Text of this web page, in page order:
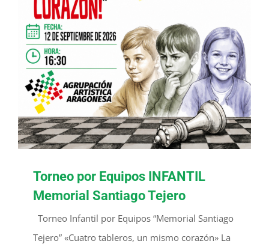
Torneo por Equipos INFANTIL
Memorial Santiago Tejero
Torneo Infantil por Equipos “Memorial Santiago
Tejero” «Cuatro tableros, un mismo corazón» La